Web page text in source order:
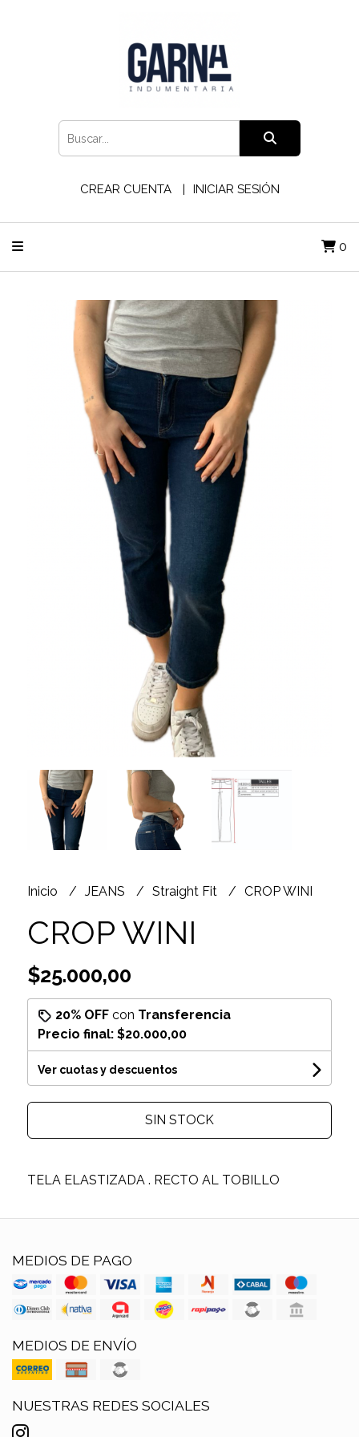
CREAR CUENTA INICIAR SESIÓN
0
Inicio JEANS Straight Fit CROP WINI
CROP WINI
$25.000,00
20% OFFcon Transferencia
Precio final: $20.000,00
Ver cuotas y descuentos
SIN STOCK
TELA ELASTIZADA . RECTO AL TOBILLO
MEDIOS DE PAGO
MEDIOS DE ENVÍO
NUESTRAS REDES SOCIALES